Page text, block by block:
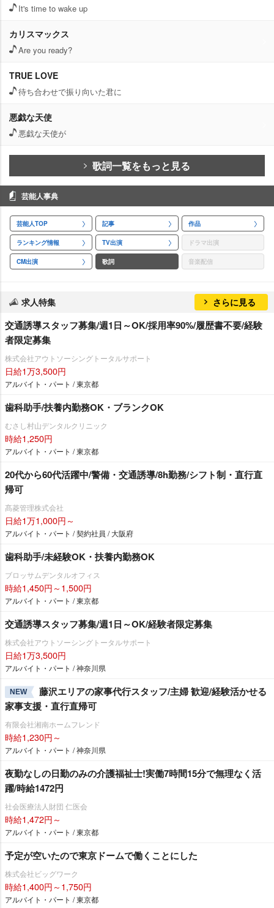
It's time to wake up
カリスマックス
Are you ready?
TRUE LOVE
待ち合わせで振り向いた君に
悪戯な天使
悪戯な天使が
歌詞一覧をもっと見る
芸能人事典
芸能人TOP 記事 作品
ランキング情報 TV出演 ドラマ出演
CM出演 歌詞 音楽配信
求人特集 さらに見る
交通誘導スタッフ募集/週1日～OK/採用率90%/履歴書不要/経験
者限定募集
株式会社アウトソーシングトータルサポート
日給1万3,500円
アルバイト・パート / 東京都
歯科助手/扶養内勤務OK・ブランクOK
むさし村山デンタルクリニック
時給1,250円
アルバイト・パート / 東京都
20代から60代活躍中/警備・交通誘導/8h勤務/シフト制・直行直
帰可
髙菱管理株式会社
日給1万1,000円～
アルバイト・パート / 契約社員 / 大阪府
歯科助手/未経験OK・扶養内勤務OK
ブロッサムデンタルオフィス
時給1,450円～1,500円
アルバイト・パート / 東京都
交通誘導スタッフ募集/週1日～OK/経験者限定募集
株式会社アウトソーシングトータルサポート
日給1万3,500円
アルバイト・パート / 神奈川県
NEW
藤沢エリアの家事代行スタッフ/主婦 歓迎/経験活かせる
家事支援・直行直帰可
有限会社湘南ホームフレンド
時給1,230円～
アルバイト・パート / 神奈川県
夜勤なしの日勤のみの介護福祉士!実働7時間15分で無理なく活
躍/時給1472円
社会医療法人財団 仁医会
時給1,472円～
アルバイト・パート / 東京都
予定が空いたので東京ドームで働くことにした
株式会社ビッグワーク
時給1,400円～1,750円
アルバイト・パート / 東京都